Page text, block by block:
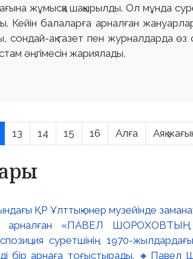
жұмысқа шақырылды. Ол мұнда
Кейін балаларға арналған
сондай-ақ газет пен журналдарда
әңгімесін жариялады.
13 14 15 16 Алға Аяқ